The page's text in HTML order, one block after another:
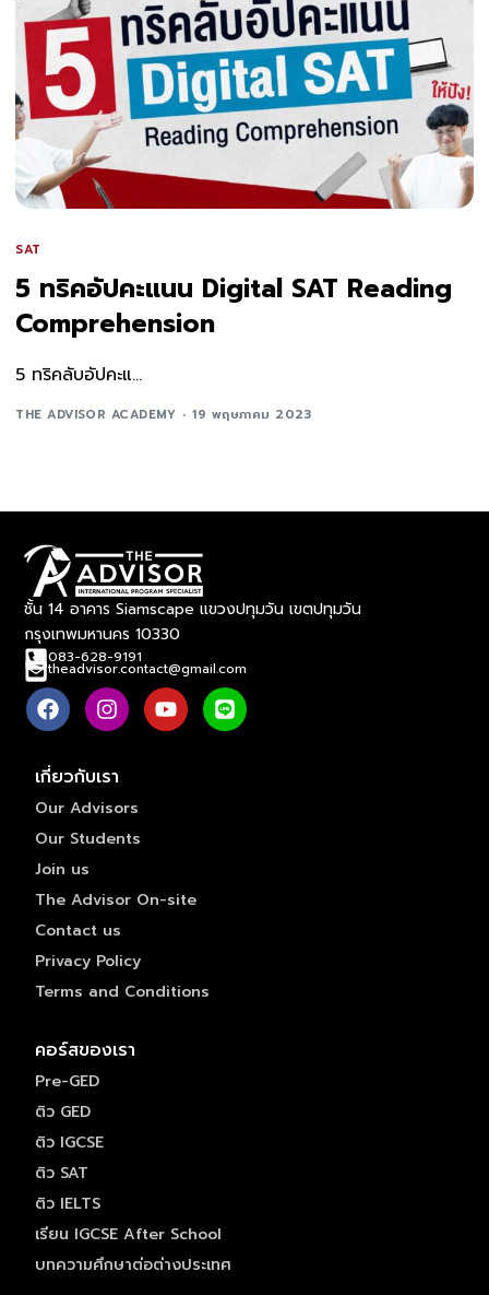
SAT
5 ทริคอัปคะแนน Digital SAT Reading
Comprehension
5 ทริคลับอัปคะแ...
THE ADVISOR ACADEMY 19 พฤษภาคม 2023
ชั้น 14 อาคาร Siamscape แขวงปทุมวัน เขตปทุมวัน
กรุงเทพมหานคร 10330
083-628-9191
theadvisor.contact@gmail.com
เกี่ยวกับเรา
Our Advisors
Our Students
Join us
The Advisor On-site
Contact us
Privacy Policy
Terms and Conditions
คอร์สของเรา
Pre-GED
ติว GED
ติว IGCSE
ติว SAT
ติว IELTS
เรียน IGCSE After School
บทความศึกษาต่อต่างประเทศ